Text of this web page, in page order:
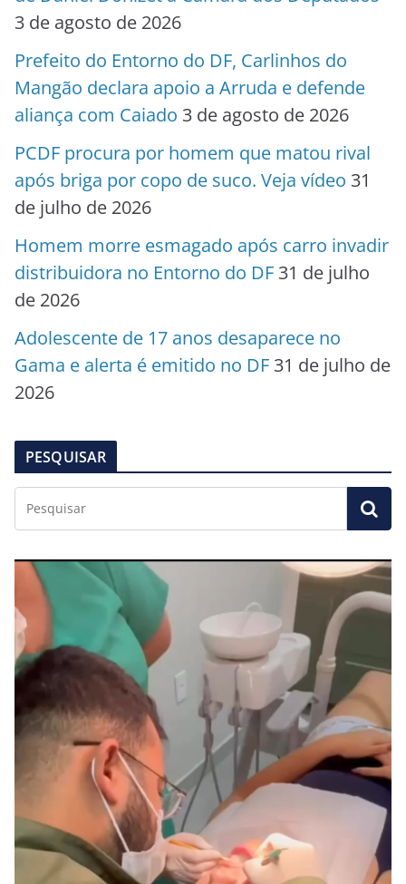
3 de agosto de 2026
Prefeito do Entorno do DF, Carlinhos do
Mangão declara apoio a Arruda e defende
aliança com Caiado 3 de agosto de 2026
PCDF procura por homem que matou rival
após briga por copo de suco. Veja vídeo 31
de julho de 2026
Homem morre esmagado após carro invadir
distribuidora no Entorno do DF 31 de julho
de 2026
Adolescente de 17 anos desaparece no
Gama e alerta é emitido no DF 31 de julho de
2026
PESQUISAR